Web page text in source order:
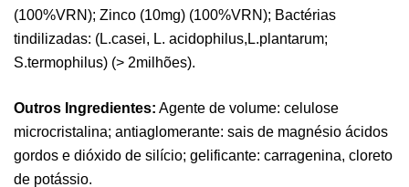
(100%VRN); Zinco (10mg) (100%VRN); Bactérias
tindilizadas: (L.casei, L. acidophilus,L.plantarum;
S.termophilus) (> 2milhões).
Outros Ingredientes: Agente de volume: celulose
microcristalina; antiaglomerante: sais de magnésio ácidos
gordos e dióxido de silício; gelificante: carragenina, cloreto
de potássio.
Pure Electrolytes 270 G Ostrovit
Desporto,Suplementos
7,50€